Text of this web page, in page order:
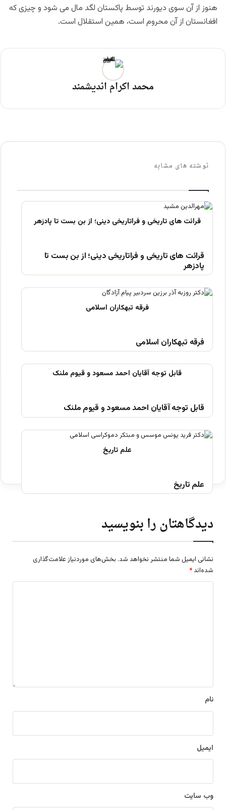
هنوز از آن سوی دیورند توسط پاکستان لگد مال می شود و چیزی که
افغانستان از آن محروم است، همین استقلال است.
محمد اکرام اندیشمند
نوشته های مشابه
قرائت های تاریخی و فراتاریخی دینی؛ از بن بست تا
پادزهر
فرقه تبهکاران اسلامی
قابل توجه آقایان احمد مسعود و قیوم ملنک
علم تاریخ
دیدگاهتان را بنویسید
نشانی ایمیل شما منتشر نخواهد شد. بخش‌های موردنیاز علامت‌گذاری
شده‌اند *
نام
ایمیل
وب‌ سایت